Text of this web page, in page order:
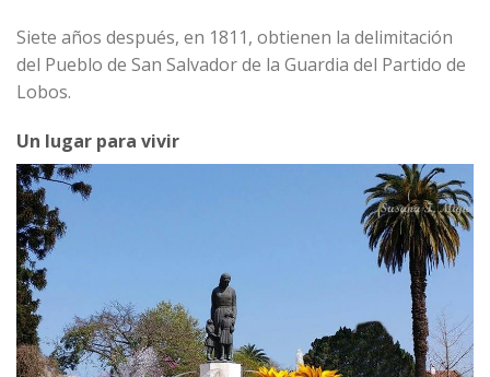
Siete años después, en 1811, obtienen la delimitación
del Pueblo de San Salvador de la Guardia del Partido de
Lobos.
Un lugar para vivir